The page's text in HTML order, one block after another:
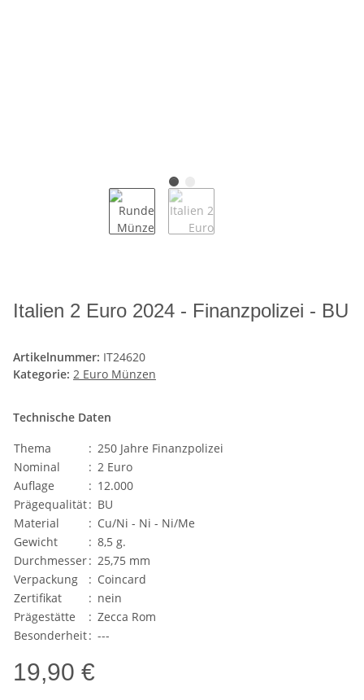
Italien 2 Euro 2024 - Finanzpolizei - BU
Artikelnummer: IT24620
Kategorie: 2 Euro Münzen
Technische Daten
Thema
: 250 Jahre Finanzpolizei
Nominal
: 2 Euro
Auflage
: 12.000
Prägequalität: BU
Material
: Cu/Ni - Ni - Ni/Me
Gewicht
: 8,5 g.
Durchmesser: 25,75 mm
Verpackung
: Coincard
Zertifikat
: nein
Prägestätte
: Zecca Rom
Besonderheit: ---
19,90 €